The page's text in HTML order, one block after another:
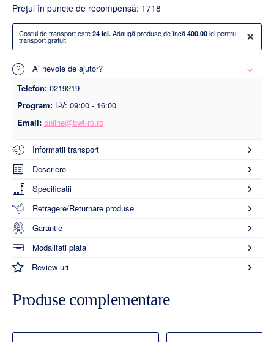
Preţul în puncte de recompensă: 1718
×
Costul de transport este 24 lei. Adaugă produse de încă 400.00 lei pentru
transport gratuit!
Ai nevoie de ajutor?
Telefon: 0219219
Program: L-V: 09:00 - 16:00
Email: online@bwt-ro.ro
Informatii transport
Descriere
Specificatii
Retragere/Returnare produse
Garantie
Modalitati plata
Review-uri
Produse complementare